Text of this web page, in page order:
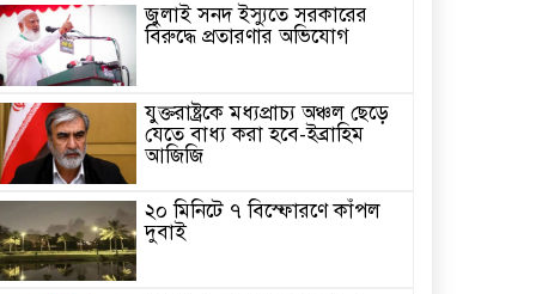
জুলাই সনদ ইস্যুতে সরকারের
বিরুদ্ধে প্রতারণার অভিযোগ
যুক্তরাষ্ট্রকে মধ্যপ্রাচ্য অঞ্চল ছেড়ে
যেতে বাধ্য করা হবে-ইব্রাহিম
আজিজি
২০ মিনিটে ৭ বিস্ফোরণে কাঁপল
দুবাই